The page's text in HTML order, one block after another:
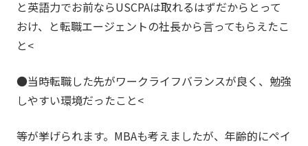
と英語力でお前ならUSCPAは取れるはずだからとって
おけ、と転職エージェントの社長から言ってもらえたこ
と<
●当時転職した先がワークライフバランスが良く、勉強
しやすい環境だったこと<
等が挙げられます。MBAも考えましたが、年齢的にペイ